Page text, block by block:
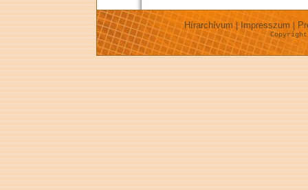
Hírarchívum |Impresszum